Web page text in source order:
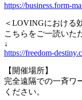
https://business.form-
＜LOVINGにおける
こちらをご一読いた
↓
https://freedom-
【開催場所】
完全遠隔での一斉ワ
ください。